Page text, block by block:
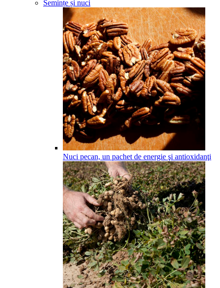
Semințe și nuci
Nuci pecan, un pachet de energie şi antioxidanţi